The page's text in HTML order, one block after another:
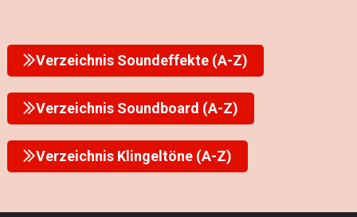
Verzeichnis Soundeffekte (A-Z)
Verzeichnis Soundboard (A-Z)
Verzeichnis Klingeltöne (A-Z)